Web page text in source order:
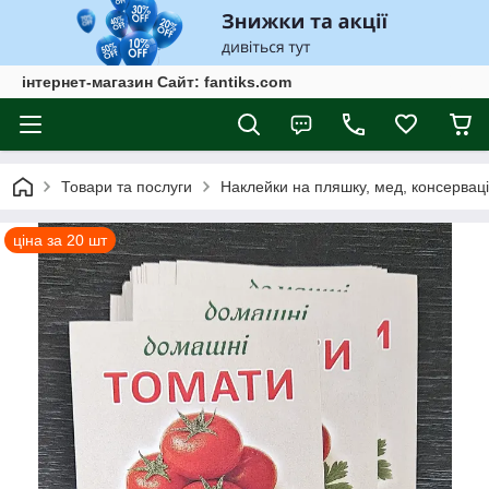
інтернет-магазин Сайт: fantiks.com
Товари та послуги Наклейки на пляшку, мед,
ціна за 20 шт